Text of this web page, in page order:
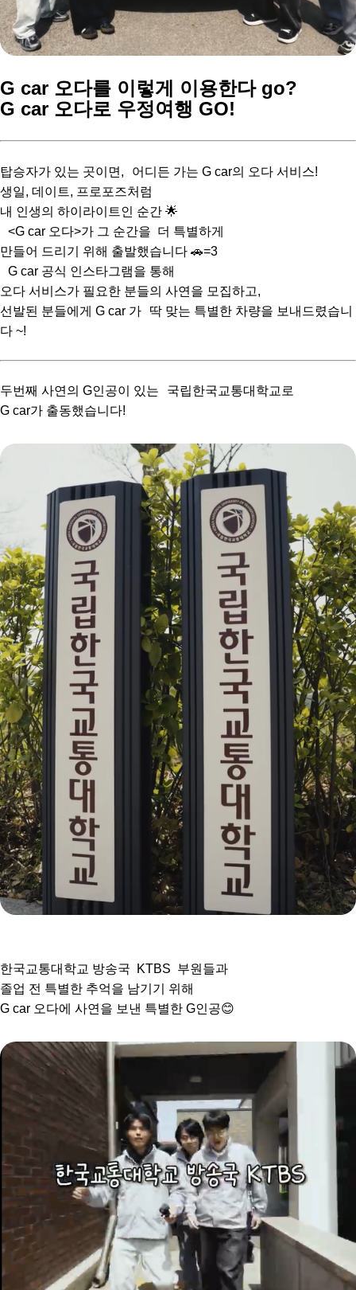
G car 오다를 이렇게 이용한다 go?
G car 오다로 우정여행 GO!
탑승자가 있는 곳이면, 어디든 가는 G car의 오다 서비스!
생일, 데이트, 프로포즈처럼
내 인생의 하이라이트인 순간 🌟
<G car 오다>가 그 순간을 더 특별하게
만들어 드리기 위해 출발했습니다 🚗=3
G car 공식 인스타그램을 통해
오다 서비스가 필요한 분들의 사연을 모집하고,
선발된 분들에게 G car 가 딱 맞는 특별한 차량을 보내드렸습니
다 ~!
두번째 사연의 G인공이 있는 국립한국교통대학교로
G car가 출동했습니다!
한국교통대학교 방송국 KTBS 부원들과
졸업 전 특별한 추억을 남기기 위해
G car 오다에 사연을 보낸 특별한 G인공😊